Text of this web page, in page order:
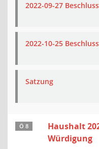
2022-09-27
2022-10-25
Satzung
Ö 8
Haushalt
Würdigung